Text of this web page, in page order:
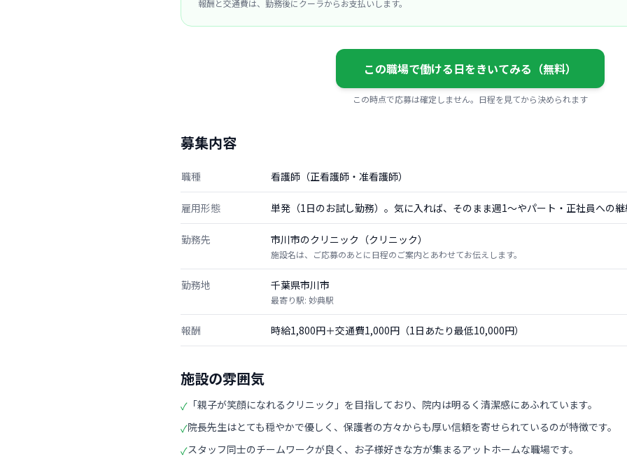
報酬と交通費は、勤務後にクーラからお支払いします。
この職場で働ける日をきいてみる（無料）
この時点で応募は確定しません。日程を見てから決められます
募集内容
職種 看護師（正看護師・准看護師）
雇用形態 単発（1日のお試し勤務）。気に入れば、そのまま週1〜やパート・正社員への継
勤務先 市川市のクリニック（クリニック）
施設名は、ご応募のあとに日程のご案内とあわせてお伝えします。
勤務地 千葉県市川市
最寄り駅: 妙典駅
報酬 時給1,800円＋交通費1,000円（1日あたり最低10,000円）
施設の雰囲気
✓ 「親子が笑顔になれるクリニック」を目指しており、院内は明るく清潔感にあふれています。
✓院長先生はとても穏やかで優しく、保護者の方々からも厚い信頼を寄せられているのが特徴です。
✓スタッフ同士のチームワークが良く、お子様好きな方が集まるアットホームな職場です。